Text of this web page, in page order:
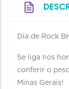
Dia de Rock
Se liga nos
conferir o
Minas Gerais!